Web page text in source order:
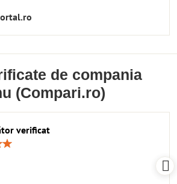
de compania
(Compari.ro)
verificat